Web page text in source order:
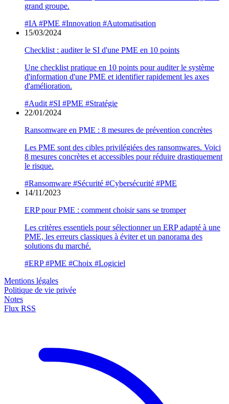
grand groupe.
#IA #PME #Innovation #Automatisation
15/03/2024
Checklist : auditer le SI d'une PME en 10 points
Une checklist pratique en 10 points pour auditer le système
d'information d'une PME et identifier rapidement les axes
d'amélioration.
#Audit #SI #PME #Stratégie
22/01/2024
Ransomware en PME : 8 mesures de prévention concrètes
Les PME sont des cibles privilégiées des ransomwares. Voici
8 mesures concrètes et accessibles pour réduire drastiquement
le risque.
#Ransomware #Sécurité #Cybersécurité #PME
14/11/2023
ERP pour PME : comment choisir sans se tromper
Les critères essentiels pour sélectionner un ERP adapté à une
PME, les erreurs classiques à éviter et un panorama des
solutions du marché.
#ERP #PME #Choix #Logiciel
Mentions légales
Politique de vie privée
Notes
Flux RSS